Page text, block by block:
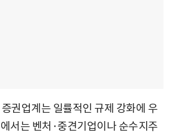
권업계는 일률적인 규제 강화에 우
서는 벤처·중견기업이나 순수지주